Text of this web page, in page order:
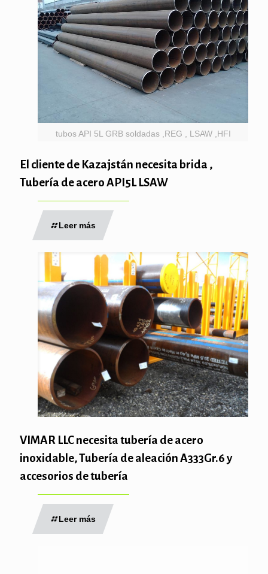
tubos API 5L GRB soldadas ,REG , LSAW ,HFI
El cliente de Kazajstán necesita brida ,
Tubería de acero API5L LSAW
Leer más
VIMAR LLC necesita tubería de acero
inoxidable, Tubería de aleación A333Gr.6 y
accesorios de tubería
Leer más